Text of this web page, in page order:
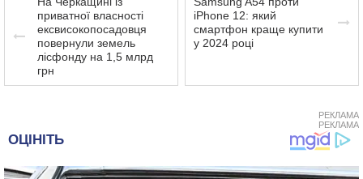
приватної власності
ексвисокопосадовця
повернули земель
лісфонду на 1,5 млрд
грн
iPhone 12: який
смартфон краще купити
у 2024 році
РЕКЛАМА
РЕКЛАМА